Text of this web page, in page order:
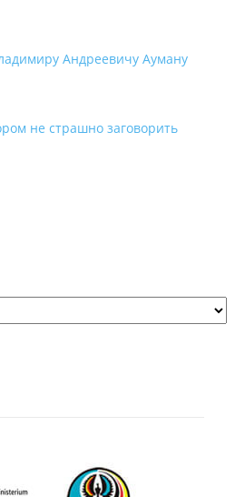
Андреевичу Ауману
не страшно заговорить